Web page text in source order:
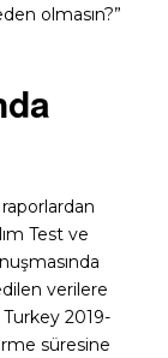
olmasın?”
Test ve
verilere
2019-
süresine